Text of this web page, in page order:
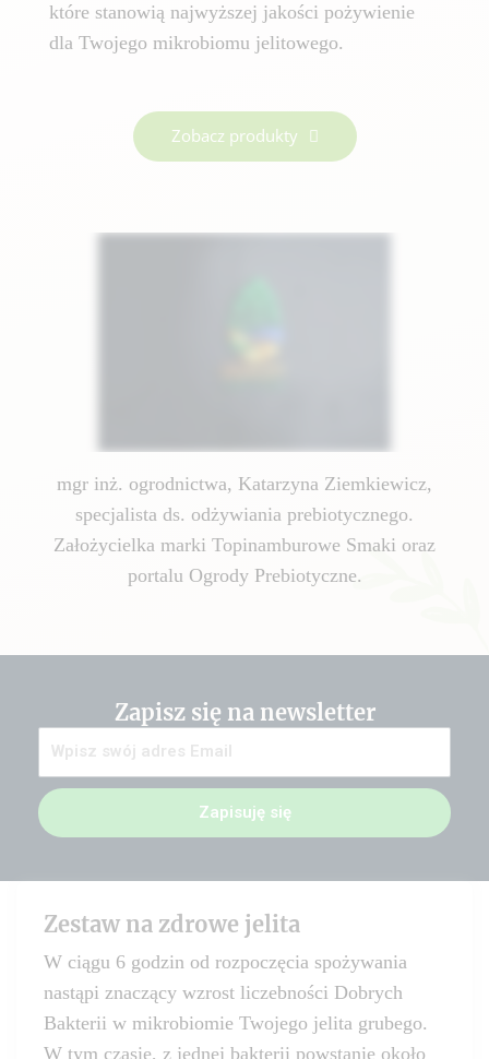
mgr inż. ogrodnictwa, Katarzyna Ziemkiewicz,
specjalista ds. odżywiania prebiotycznego.
Założycielka marki Topinamburowe Smaki oraz
portalu Ogrody Prebiotyczne.
które stanowią najwyższej jakości pożywienie
dla Twojego mikrobiomu jelitowego.
Zobacz produkty
Zapisz się na newsletter
Zapisuję się
Zestaw na zdrowe jelita
W ciągu 6 godzin od rozpoczęcia spożywania
nastąpi znaczący wzrost liczebności Dobrych
Bakterii w mikrobiomie Twojego jelita grubego.
W tym czasie, z jednej bakterii powstanie około